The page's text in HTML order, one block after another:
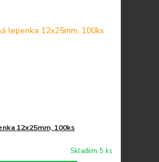
12x25mm, 100ks
Skladem 5 ks